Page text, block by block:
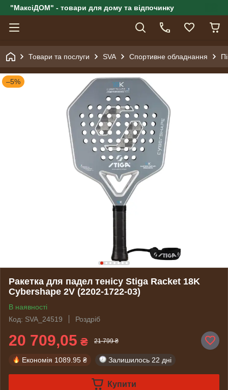
"МаксіДОМ" - товари для дому та відпочинку
Товари та послуги SVA Спортивне обладнання
–5%
Ракетка для падел тенісу Stiga Racket 18K
Cybershape 2V (2202-1722-03)
В наявності
Код: SVA_24519
Роздріб
20 709,05 ₴ 21 799 ₴
Економія 1089.95 ₴ Залишилось 22 дні
Купити